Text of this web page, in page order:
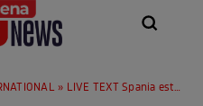
» LIVE TEXT Spania este noua campioană europeană! Ibericii s-au impus in finala contra Angliei cu 2-1